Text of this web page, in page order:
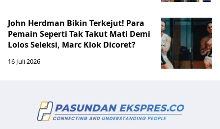
John Herdman Bikin Terkejut! Para
Pemain Seperti Tak Takut Mati Demi
Lolos Seleksi, Marc Klok Dicoret?
16 Juli 2026